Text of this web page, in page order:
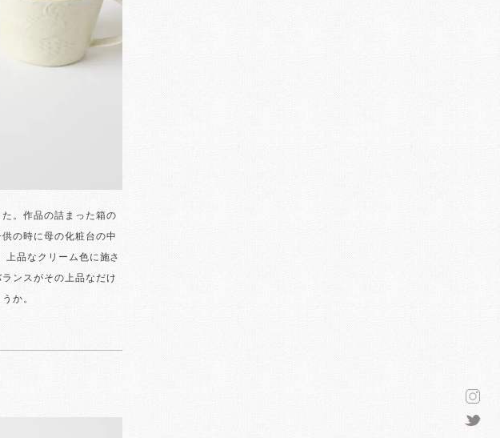
。作品の詰まった箱の
の時に母の化粧台の中
上品なクリーム色に施さ
ンスがその上品なだけ
か。